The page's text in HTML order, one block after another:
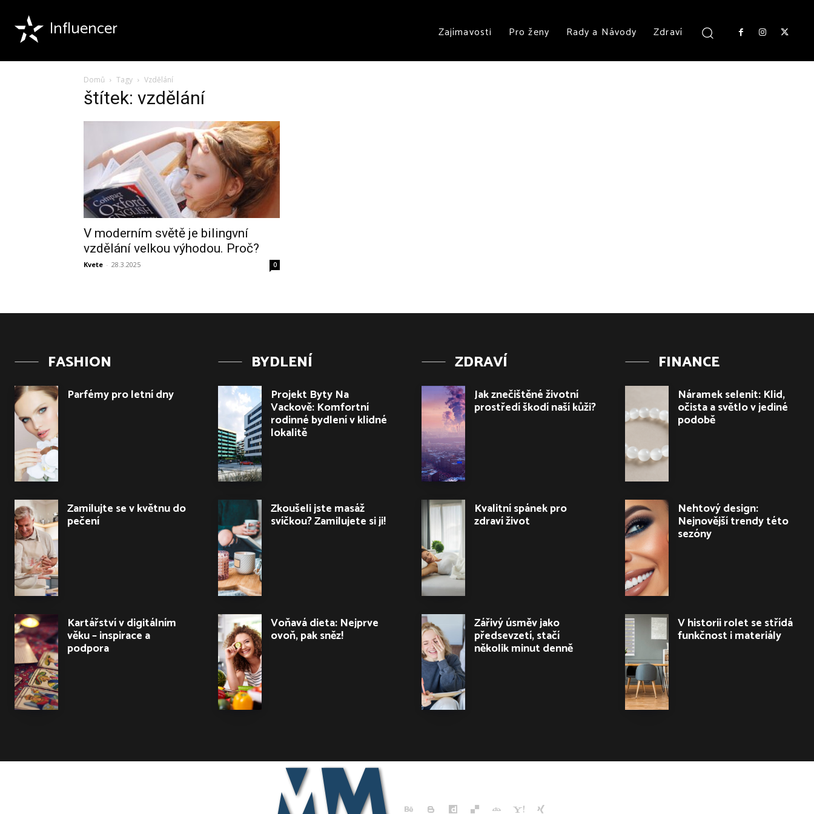
Influencer Zajímavosti Pro ženy Rady a Návody Zdraví
Domů Tagy Vzdělání
štítek: vzdělání
V moderním světě je bilingvní
vzdělání velkou výhodou. Proč?
Kvete - 28.3.2025 0
FASHION
Parfémy pro letní dny
Zamilujte se v květnu do
pečení
Kartářství v digitálním
věku – inspirace a
podpora
BYDLENÍ
Projekt Byty Na
Vackově: Komfortní
rodinné bydlení v klidné
lokalitě
Zkoušeli jste masáž
svíčkou? Zamilujete si ji!
Voňavá dieta: Nejprve
ovoň, pak sněz!
ZDRAVÍ
Jak znečištěné životní
prostředí škodí naší kůži?
Kvalitní spánek pro
zdraví život
Zářivý úsměv jako
předsevzetí, stačí
několik minut denně
FINANCE
Náramek selenit: Klid,
očista a světlo v jediné
podobě
Nehtový design:
Nejnovější trendy této
sezóny
V historii rolet se střídá
funkčnost i materiály